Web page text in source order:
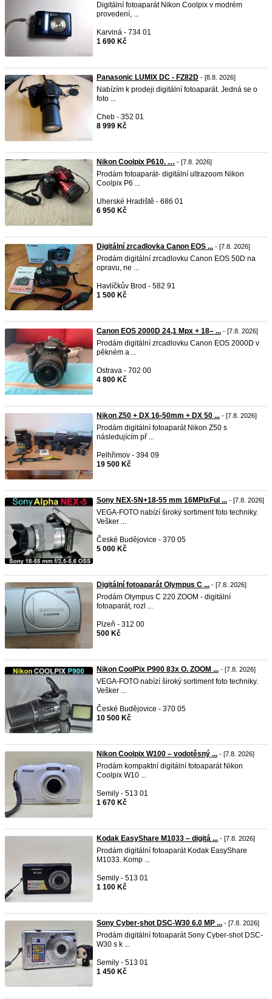
Digitální fotoaparát Nikon Coolpix v modrém
provedení, ...
Karviná - 734 01
1 690 Kč
Panasonic LUMIX DC - FZ82D - [8.8. 2026]
Nabízím k prodeji digitální fotoaparát. Jedná se o
foto ...
Cheb - 352 01
8 999 Kč
Nikon Coolpix P610. … - [7.8. 2026]
Prodám fotoaparát- digitální ultrazoom Nikon
Coolpix P6 ...
Uherské Hradiště - 686 01
6 950 Kč
Digitální zrcadlovka Canon EOS ... - [7.8. 2026]
Prodám digitální zrcadlovku Canon EOS 50D na
opravu, ne ...
Havlíčkův Brod - 582 91
1 500 Kč
Canon EOS 2000D 24,1 Mpx + 18– ... - [7.8. 2026]
Prodám digitální zrcadlovku Canon EOS 2000D v
pěkném a ...
Ostrava - 702 00
4 800 Kč
Nikon Z50 + DX 16-50mm + DX 50 ... - [7.8. 2026]
Prodám digitální fotoaparát Nikon Z50 s
následujícím př ...
Pelhřimov - 394 09
19 500 Kč
Sony NEX-5N+18-55 mm 16MPixFul ... - [7.8. 2026]
VEGA-FOTO nabízí široký sortiment foto techniky.
Vešker ...
České Budějovice - 370 05
5 000 Kč
Digitální fotoaparát Olympus C ... - [7.8. 2026]
Prodám Olympus C 220 ZOOM - digitální
fotoaparát, rozl ...
Plzeň - 312 00
500 Kč
Nikon CoolPix P900 83x O. ZOOM ... - [7.8. 2026]
VEGA-FOTO nabízí široký sortiment foto techniky.
Vešker ...
České Budějovice - 370 05
10 500 Kč
Nikon Coolpix W100 – vodotěsný ... - [7.8. 2026]
Prodám kompaktní digitální fotoaparát Nikon
Coolpix W10 ...
Semily - 513 01
1 670 Kč
Kodak EasyShare M1033 – digitá ... - [7.8. 2026]
Prodám digitální fotoaparát Kodak EasyShare
M1033. Komp ...
Semily - 513 01
1 100 Kč
Sony Cyber-shot DSC-W30 6.0 MP ... - [7.8. 2026]
Prodám digitální fotoaparát Sony Cyber-shot DSC-
W30 s k ...
Semily - 513 01
1 450 Kč